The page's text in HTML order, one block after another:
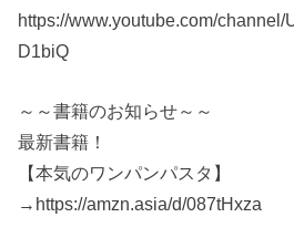
https://www.youtube.com/
D1biQ
～～書籍のお知らせ～～
最新書籍！
【本気のワンパンパスタ】
→https://amzn.asia/d/087tHxza